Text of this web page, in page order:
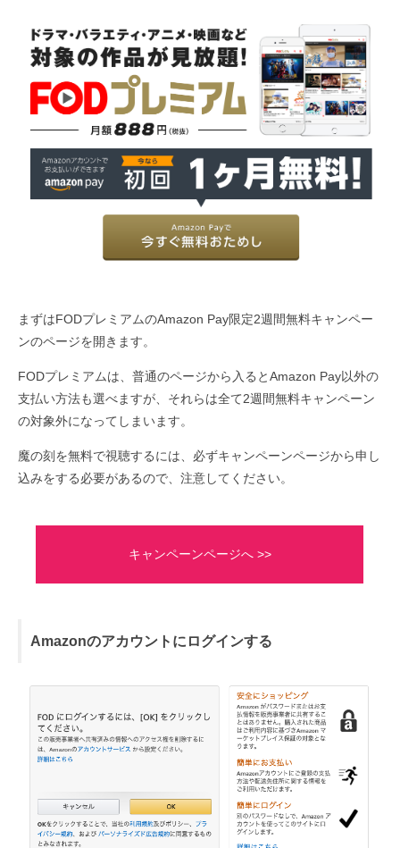
まずはFODプレミアムのAmazon Pay限定2週間無料キャンペー
ンのページを開きます。
FODプレミアムは、普通のページから入るとAmazon Pay以外の
支払い方法も選べますが、それらは全て2週間無料キャンペーン
の対象外になってしまいます。
魔の刻を無料で視聴するには、必ずキャンペーンページから申し
込みをする必要があるので、注意してください。
キャンペーンページへ >>
Amazonのアカウントにログインする